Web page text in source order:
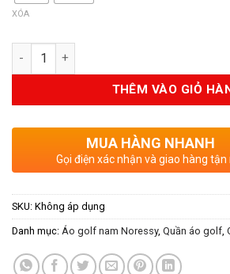
XÓA
Số lượng
THÊM VÀO GIỎ
MUA HÀNG NHANH
Gọi điện xác nhận và giao hàng tận
SKU: Không áp dụng
Danh mục: Áo golf nam Noressy, Quần áo golf,